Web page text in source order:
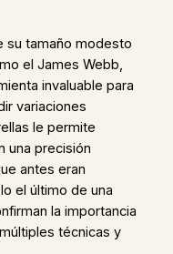
su tamaño modesto
el James Webb,
invaluable para
variaciones
le permite
una precisión
antes eran
el último de una
la importancia
técnicas y